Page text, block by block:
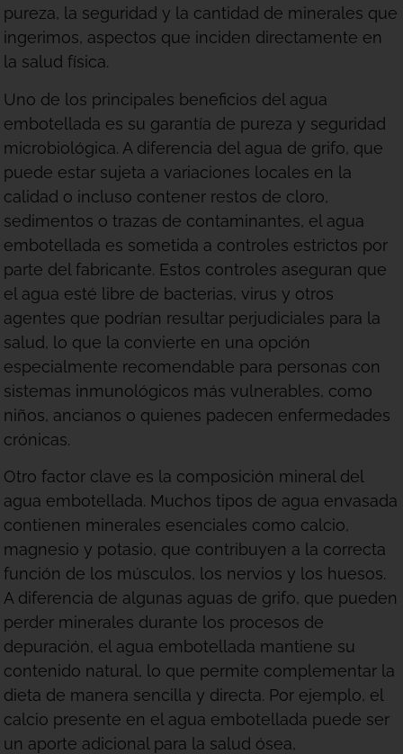
pureza, la seguridad y la cantidad de minerales que
ingerimos, aspectos que inciden directamente en
la salud física.
Uno de los principales beneficios del agua
embotellada es su garantía de pureza y seguridad
microbiológica. A diferencia del agua de grifo, que
puede estar sujeta a variaciones locales en la
calidad o incluso contener restos de cloro,
sedimentos o trazas de contaminantes, el agua
embotellada es sometida a controles estrictos por
parte del fabricante. Estos controles aseguran que
el agua esté libre de bacterias, virus y otros
agentes que podrían resultar perjudiciales para la
salud, lo que la convierte en una opción
especialmente recomendable para personas con
sistemas inmunológicos más vulnerables, como
niños, ancianos o quienes padecen enfermedades
crónicas.
Otro factor clave es la composición mineral del
agua embotellada. Muchos tipos de agua envasada
contienen minerales esenciales como calcio,
magnesio y potasio, que contribuyen a la correcta
función de los músculos, los nervios y los huesos.
A diferencia de algunas aguas de grifo, que pueden
perder minerales durante los procesos de
depuración, el agua embotellada mantiene su
contenido natural, lo que permite complementar la
dieta de manera sencilla y directa. Por ejemplo, el
calcio presente en el agua embotellada puede ser
un aporte adicional para la salud ósea,